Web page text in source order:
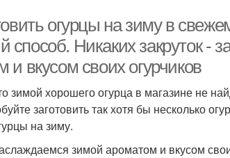
огурцы на зиму в
Никаких закруток -
и вкусом своих огурчиков
зимой хорошего огурца в магазине не
заготовить так хотя бы несколько
на зиму.
зимой ароматом и вкусом